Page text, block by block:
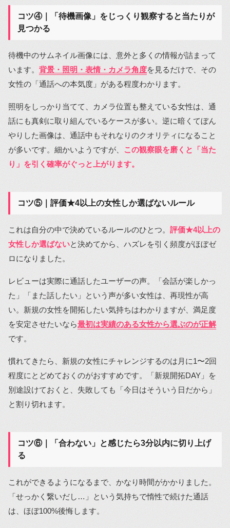
コツ④｜「待機画像」をじっくり観察すると当たりが
見つかる
待機中のサムネイル画像には、意外と多くの情報が詰まって
います。 背景・照明・表情・カメラ角度を見るだけで、その
女性の「通話への本気度」がある程度わかります。
照明をしっかり当てて、カメラ位置も整えている女性は、通
話にも真剣に取り組んでいるケースが多い。逆に暗くてぼん
やりした画像は、通話中もそれなりのクオリティになること
が多いです。細かいようですが、 この観察眼を磨くと「当た
り」を引く確率がぐっと上がります。
コツ⑤｜評価★4以上の女性しか選ばないルール
これは自分の中で決めているルールのひとつ。 評価★4以上の
女性しか選ばないと決めてから、ハズレを引く頻度がほぼゼ
ロになりました。
レビューは実際に通話したユーザーの声。「会話が楽しかっ
た」「また話したい」という声が多い女性は、再現性が高
い。新規の女性を開拓したい気持ちはわかりますが、満足度
を安定させたいなら最初は実績のある女性から選ぶのが正解
です。
慣れてきたら、新規の女性にチャレンジするのは月に1〜2回
程度にとどめておくのがおすすめです。「新規開拓DAY」を
別途設けておくと、失敗しても「今日はそういう日だから」
と割り切れます。
コツ⑥｜「合わない」と感じたら3分以内に切り上げ
る
これができるようになるまで、かなり時間がかかりました。
「せっかく繋いだし…」という気持ちで惰性で続けた通話
は、ほぼ100%後悔します。